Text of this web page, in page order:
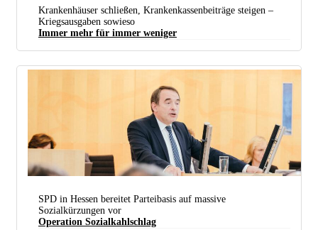
Krankenhäuser schließen, Krankenkassenbeiträge steigen –
Kriegsausgaben sowieso
Immer mehr für immer weniger
SPD in Hessen bereitet Parteibasis auf massive
Sozialkürzungen vor
Operation Sozialkahlschlag